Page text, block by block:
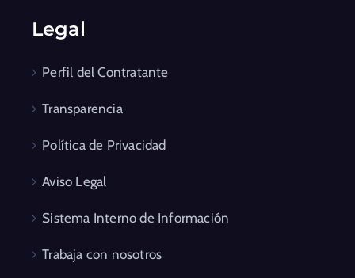
Legal
Perfil del Contratante
Transparencia
Política de Privacidad
Aviso Legal
Sistema Interno de Información
Trabaja con nosotros